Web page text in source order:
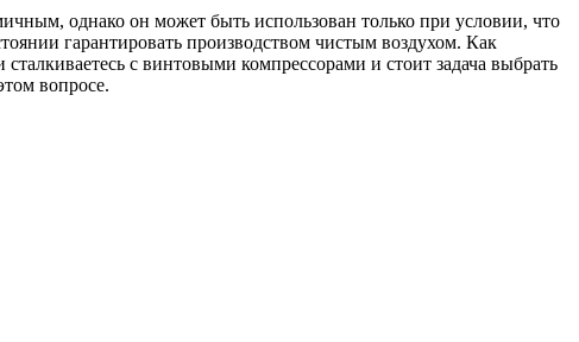
однако он может быть использован только при условии, что
гарантировать производством чистым воздухом. Как
с винтовыми компрессорами и стоит задача выбрать
вопросе.